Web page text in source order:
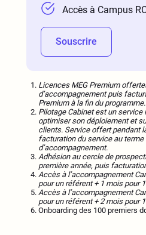
Accès à Campus
Souscrire
Licences MEG Premium
d’accompagnement puis
Premium à la fin du programme.
Pilotage Cabinet est un service
optimiser son déploiement et
clients. Service offert pendant
facturation du service au terme
d’accompagnement.
Adhésion au cercle de
première année, puis
Accès à l’accompagnement
pour un référent + 1 mois pour
Accès à l’accompagnement
pour un référent + 2 mois pour
Onboarding des 100 premiers